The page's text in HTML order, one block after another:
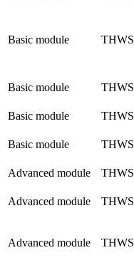
Basic module THWS
Basic module
THWS
Basic module
THWS
Basic module
THWS
Advanced module THWS
Advanced module
THWS
Advanced module THWS